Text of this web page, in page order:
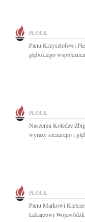
PŁOCK
Panu Krzysztofowi
głębokiego
PŁOCK
Naszemu Koledze
wyrazy szczerego i
PŁOCK
Panu Markowi
Lekarzowi